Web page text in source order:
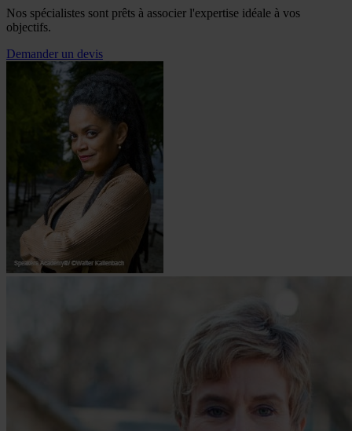
Nos spécialistes sont prêts à associer l'expertise idéale à vos
objectifs.
Demander un devis